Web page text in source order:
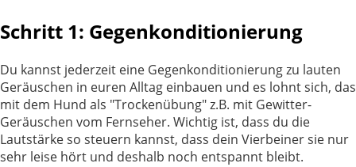
Schritt 1: Gegenkonditionierung
Du kannst jederzeit eine Gegenkonditionierung zu lauten
Geräuschen in euren Alltag einbauen und es lohnt sich, das
mit dem Hund als "Trockenübung" z.B. mit Gewitter-
Geräuschen vom Fernseher. Wichtig ist, dass du die
Lautstärke so steuern kannst, dass dein Vierbeiner sie nur
sehr leise hört und deshalb noch entspannt bleibt.